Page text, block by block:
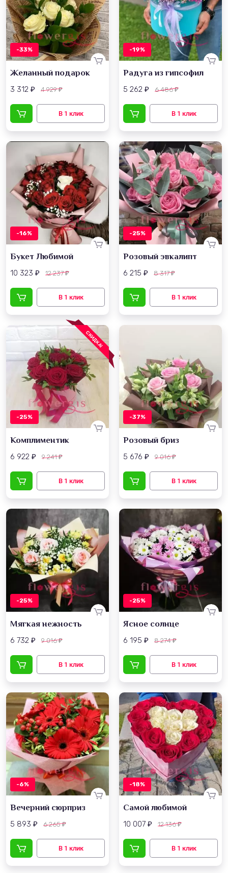
-33%
Желанный подарок
3 312 ₽ 4 929₽
-19%
Радуга из гипсофил
5 262 ₽ 6 486₽
-16%
Букет Любимой
10 323 ₽ 12 237₽
-25%
Розовый эвкалипт
6 215 ₽ 8 317₽
СКИДКА!
-25%
Комплиментик
6 922 ₽ 9 241₽
-37%
Розовый бриз
5 676 ₽ 9 016₽
-25%
Мягкая нежность
6 732 ₽ 9 016₽
-25%
Ясное солнце
6 195 ₽ 8 274₽
-6%
Вечерний сюрприз
5 893 ₽ 6 265₽
-18%
Самой любимой
10 007 ₽ 12 136₽